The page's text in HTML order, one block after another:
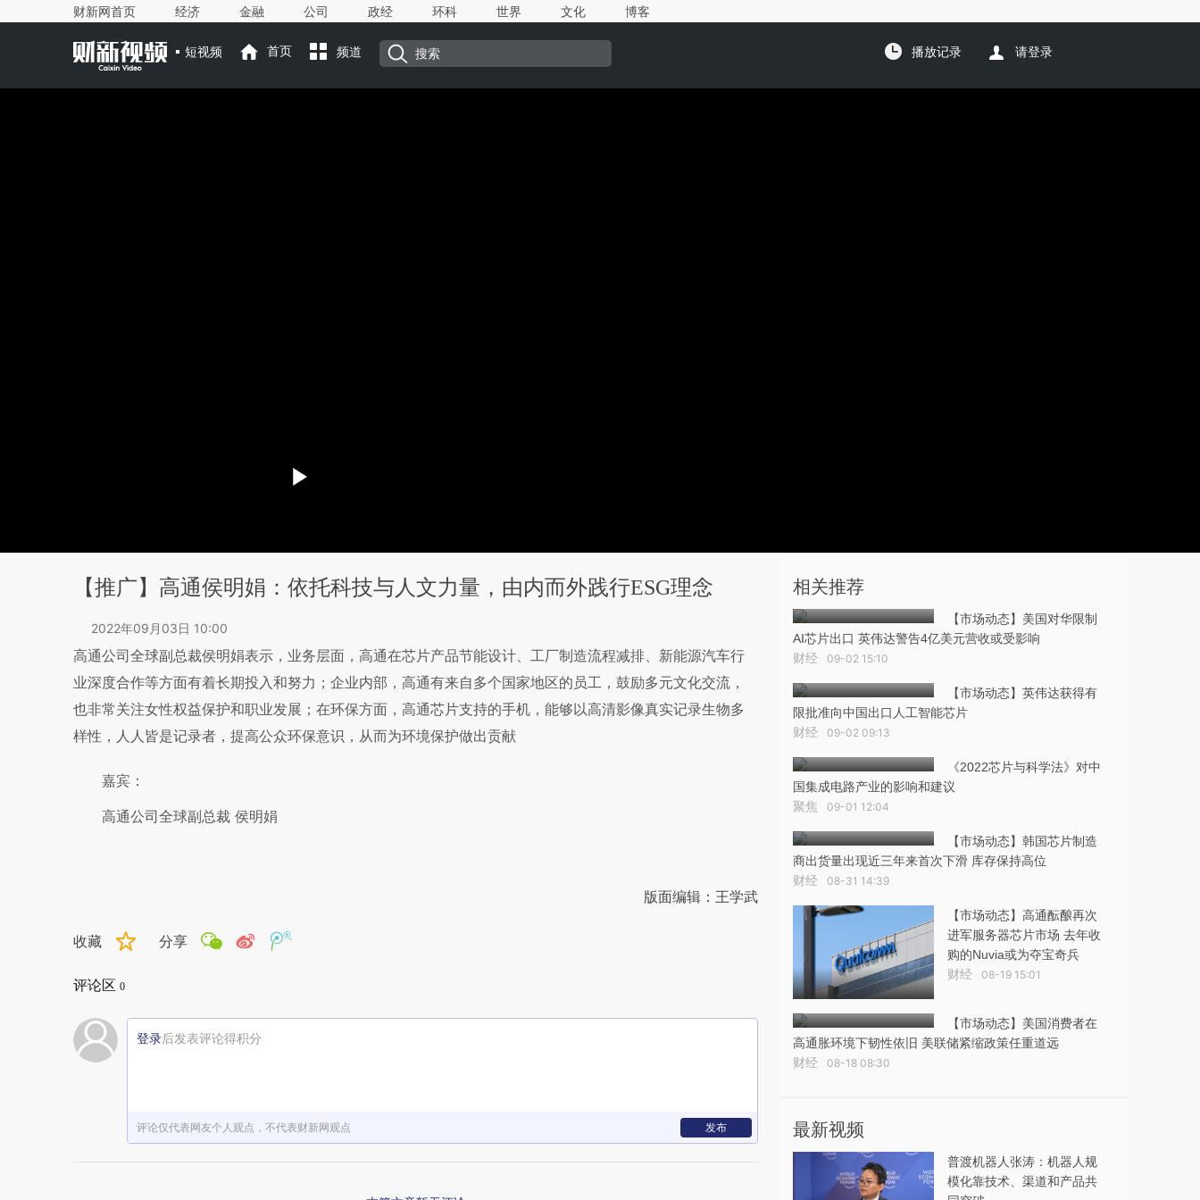
财新网首页 经济 金融 公司 政经 环科 世界 文化 博客
短视频 首页 频道 播放记录 请登录
【推广】高通侯明娟：依托科技与人文力量，由内而外践行ESG理念
2022年09月03日 10:00
高通公司全球副总裁侯明娟表示，业务层面，高通在芯片产品节能设计、工厂制造流程减排、新能源汽车行
业深度合作等方面有着长期投入和努力；企业内部，高通有来自多个国家地区的员工，鼓励多元文化交流，
也非常关注女性权益保护和职业发展；在环保方面，高通芯片支持的手机，能够以高清影像真实记录生物多
样性，人人皆是记录者，提高公众环保意识，从而为环境保护做出贡献
嘉宾：
高通公司全球副总裁 侯明娟
版面编辑：王学武
收藏 分享
评论区 0
登录后发表评论得积分
评论仅代表网友个人观点，不代表财新网观点 发布
相关推荐
【市场动态】美国对华限制
AI芯片出口 英伟达警告4亿美元营收或受影响
财经 09-02 15:10
【市场动态】英伟达获得有
限批准向中国出口人工智能芯片
财经 09-02 09:13
《2022芯片与科学法》对中
国集成电路产业的影响和建议
聚焦 09-01 12:04
【市场动态】韩国芯片制造
商出货量出现近三年来首次下滑 库存保持高位
财经 08-31 14:39
【市场动态】高通酝酿再次
进军服务器芯片市场 去年收
购的Nuvia或为夺宝奇兵
财经 08-19 15:01
【市场动态】美国消费者在
高通胀环境下韧性依旧 美联储紧缩政策任重道远
财经 08-18 08:30
最新视频
普渡机器人张涛：机器人规
模化靠技术、渠道和产品共